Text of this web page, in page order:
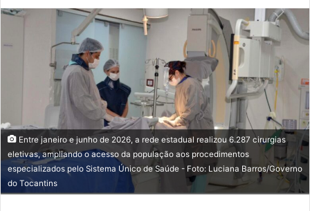
e
-
a
i
Entre janeiro e junho de 2026, a rede estadual realizou 6.287 cirurgias
eletivas, ampliando o acesso da população aos procedimentos
especializados pelo Sistema Único de Saúde - Foto: Luciana Barros/Governo
do Tocantins